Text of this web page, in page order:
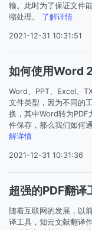
输。此时为了保证文件
缩处理。 了解详情
2021-12-31 10:31:51
如何使用Word
Word、PPT、Excel、
文件类型，因为不同的
换，其中Word转为PDF
件保存，那么我们如何
解详情
2021-12-31 10:31:36
超强的PDF翻译
随着互联网的发展，以
译工具，知云文献翻译